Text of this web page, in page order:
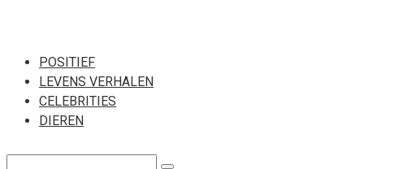
контенту
POSITIEF
LEVENS VERHALEN
CELEBRITIES
DIEREN
Поиск: